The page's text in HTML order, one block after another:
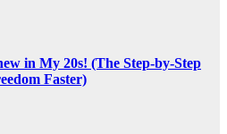
in My 20s! (The Step-by-Step
Faster)